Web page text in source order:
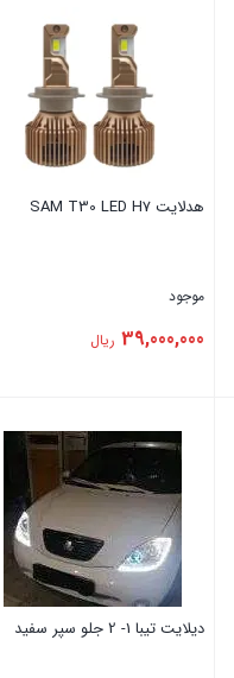
هدلایت SAM T30 LED H7
موجود
39,000,000 ریال
دیلایت ‏تیبا ‏1- ‏2 جلو سپر سفید